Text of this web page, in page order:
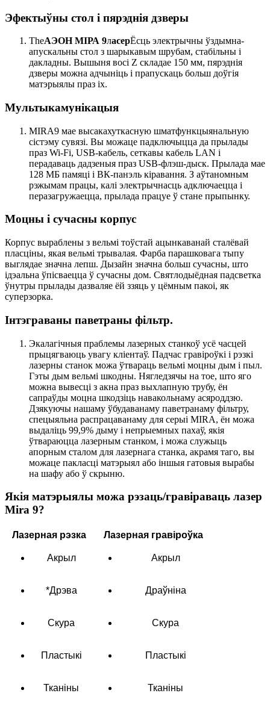
Эфектыўны стол і пярэднія дзверы
TheАЭОН МІРА 9ласерЁсць электрычны ўздымна-
апускальны стол з шарыкавым шрубам, стабільны і
дакладны. Вышыня восі Z складае 150 мм, пярэднія
дзверы можна адчыніць і прапускаць больш доўгія
матэрыялы праз іх.
Мультыкамунікацыя
MIRA9 мае высакахуткасную шматфункцыянальную
сістэму сувязі. Вы можаце падключыцца да прылады
праз Wi-Fi, USB-кабель, сеткавы кабель LAN і
перадаваць дадзеныя праз USB-флэш-дыск. Прылада мае
128 МБ памяці і ВК-панэль кіравання. З аўтаномным
рэжымам працы, калі электрычнасць адключаецца і
перазагружаецца, прылада працуе ў стане прыпынку.
Моцны і сучасны корпус
Корпус выраблены з вельмі тоўстай ацынкаванай сталёвай
пласціны, якая вельмі трывалая. Фарба парашковага тыпу
выглядае значна лепш. Дызайн значна больш сучасны, што
ідэальна ўпісваецца ў сучасны дом. Святлодыёдная падсветка
ўнутры прылады дазваляе ёй ззяць у цёмным пакоі, як
суперзорка.
Інтэграваны паветраны фільтр.
Экалагічныя праблемы лазерных станкоў усё часцей
прыцягваюць увагу кліентаў. Падчас гравіроўкі і рэзкі
лазерны станок можа ўтвараць вельмі моцны дым і пыл.
Гэты дым вельмі шкодны. Нягледзячы на ​​тое, што яго
можна вывесці з акна праз выхлапную трубу, ён
сапраўды моцна шкодзіць навакольнаму асяроддзю.
Дзякуючы нашаму ўбудаванаму паветранаму фільтру,
спецыяльна распрацаванаму для серыі MIRA, ён можа
выдаліць 99,9% дыму і непрыемных пахаў, якія
ўтвараюцца лазерным станком, і можа служыць
апорным сталом для лазернага станка, акрамя таго, вы
можаце пакласці матэрыял або іншыя гатовыя вырабы
на шафу або ў скрыню.
Якія матэрыялы можа рэзаць/гравіраваць лазер
Mira 9?
Лазерная рэзка Лазерная гравіроўка
Акрыл Акрыл
*Дрэва Драўніна
Скура Скура
Пластыкі Пластыкі
Тканіны Тканіны